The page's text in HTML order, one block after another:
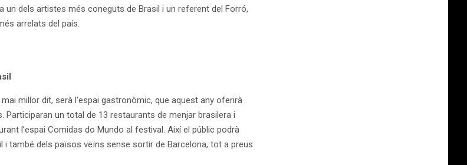
un dels artistes més coneguts de Brasil i un referent del Forró,
arrelats del país.
millor dit, serà l’espai gastronòmic, que aquest any oferirà
Participaran un total de 13 restaurants de menjar brasilera i
l’espai Comidas do Mundo al festival. Així el públic podrà
i també dels països veïns sense sortir de Barcelona, tot a preus